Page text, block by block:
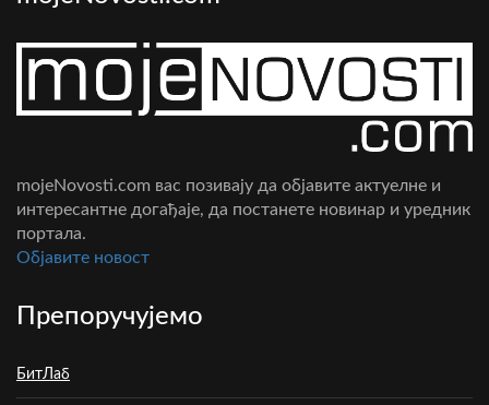
mojeNovosti.com вас позивају да објавите актуелне и
интересантне догађаје, да постанете новинар и уредник
портала.
Oбјавите новост
Препоручујемо
БитЛаб